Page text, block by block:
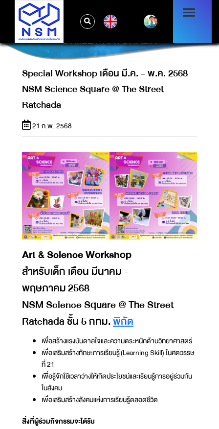
SPECIAL WORKSHOP เดือน มี.ค. - พ.ค.
2568 NSM SCIENCE SQUARE @ THE
STREET RATCHADA
Special Workshop เดือน มี.ค. - พ.ค. 2568
NSM Science Square @ The Street
Ratchada
21 ก.พ. 2568
Art & Science Workshop
สำหรับเด็ก เดือน มีนาคม -
พฤษภาคม 2568
NSM Science Square @ The Street
Ratchada ชั้น 5 กทม.พิกัด
เพื่อสร้างแรงบันดาลใจและความตระหนักด้านวิทยาศาสตร์
เพื่อเสริมสร้างทักษะการเรียนรู้ (Learning Skill) ในศตวรรษ
ที่ 21
เพื่อรู้จักใช้เวลาว่างให้เกิดประโยชน์และเรียนรู้การอยู่ร่วมกัน
ในสังคม
เพื่อเสริมสร้างสังคมแห่งการเรียนรู้ตลอดชีวิต
สิ่งที่ผู้ร่วมกิจกรรมจะได้รับ